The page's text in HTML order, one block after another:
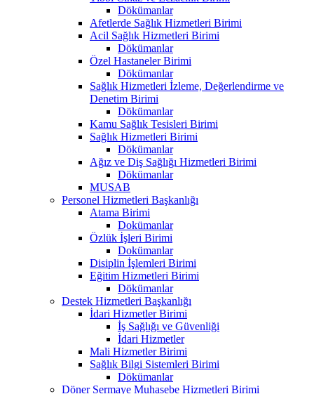
Dökümanlar
Afetlerde Sağlık Hizmetleri Birimi
Acil Sağlık Hizmetleri Birimi
Dökümanlar
Özel Hastaneler Birimi
Dökümanlar
Sağlık Hizmetleri İzleme, Değerlendirme ve
Denetim Birimi
Dökümanlar
Kamu Sağlık Tesisleri Birimi
Sağlık Hizmetleri Birimi
Dökümanlar
Ağız ve Diş Sağlığı Hizmetleri Birimi
Dökümanlar
MUSAB
Personel Hizmetleri Başkanlığı
Atama Birimi
Dokümanlar
Özlük İşleri Birimi
Dokümanlar
Disiplin İşlemleri Birimi
Eğitim Hizmetleri Birimi
Dökümanlar
Destek Hizmetleri Başkanlığı
İdari Hizmetler Birimi
İş Sağlığı ve Güvenliği
İdari Hizmetler
Mali Hizmetler Birimi
Sağlık Bilgi Sistemleri Birimi
Dökümanlar
Döner Sermaye Muhasebe Hizmetleri Birimi